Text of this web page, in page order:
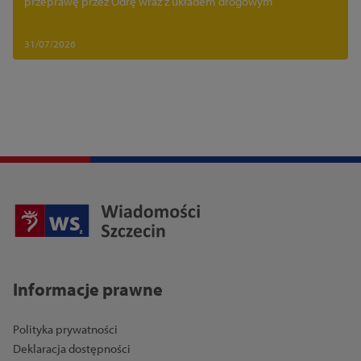
31/07/2026
Informacje prawne
Polityka prywatności
Deklaracja dostępności